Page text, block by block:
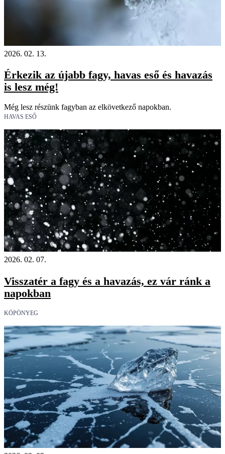
2026. 02. 13.
Érkezik az újabb fagy, havas eső és havazás
is lesz még!
Még lesz részünk fagyban az elkövetkező napokban.
HAVAS ESŐ
2026. 02. 07.
Visszatér a fagy és a havazás, ez vár ránk a
napokban
KÖPÖNYEG